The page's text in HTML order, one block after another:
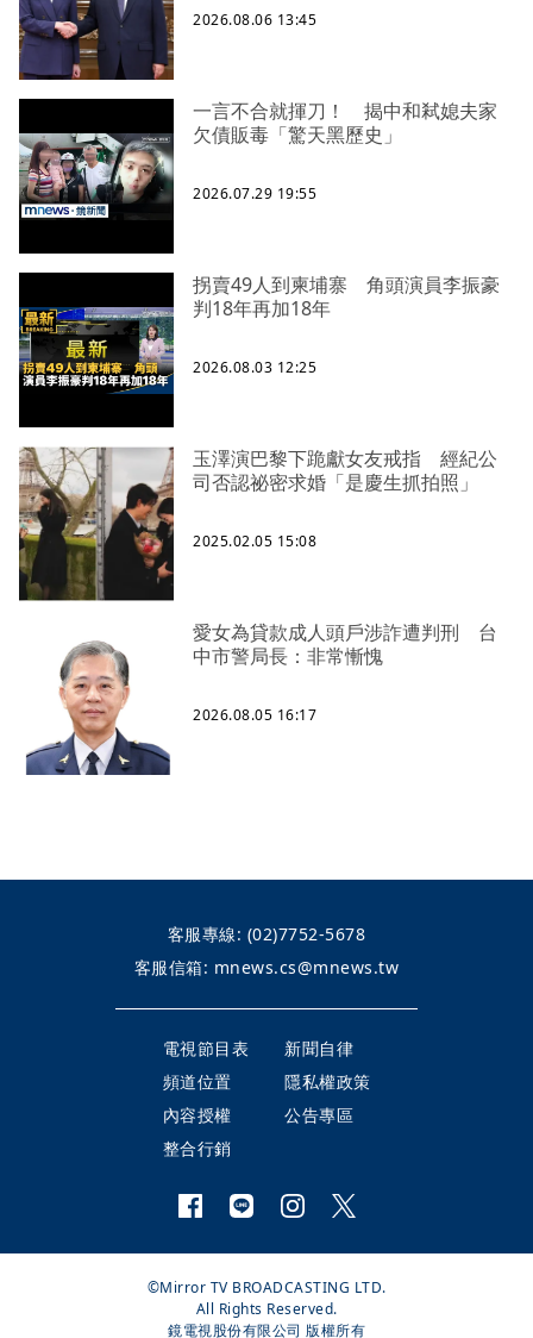
2026.08.06 13:45
一言不合就揮刀！ 揭中和弒媳夫家
欠債販毒「驚天黑歷史」
2026.07.29 19:55
拐賣49人到柬埔寨 角頭演員李振豪
判18年再加18年
2026.08.03 12:25
玉澤演巴黎下跪獻女友戒指 經紀公
司否認祕密求婚「是慶生抓拍照」
2025.02.05 15:08
愛女為貸款成人頭戶涉詐遭判刑 台
中市警局長：非常慚愧
2026.08.05 16:17
客服專線: (02)7752-5678
客服信箱: mnews.cs@mnews.tw
電視節目表
新聞自律
頻道位置
隱私權政策
內容授權
公告專區
整合行銷
©Mirror TV BROADCASTING LTD.
All Rights Reserved.
鏡電視股份有限公司 版權所有